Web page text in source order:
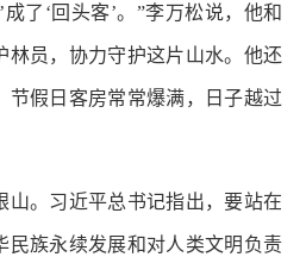
了‘回头客’。”李万松说，他和
林员，协力守护这片山水。他还
节假日客房常常爆满，日子越过
。习近平总书记指出，要站在
民族永续发展和对人类文明负责